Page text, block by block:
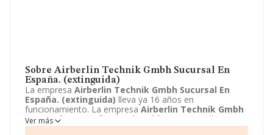
Sobre Airberlin Technik Gmbh Sucursal En
España. (extinguida)
La empresa Airberlin Technik Gmbh Sucursal En
España. (extinguida) lleva ya 16 años en
funcionamiento. La empresaAirberlin Technik Gmbh
Sucursal En España. (extinguida)
sita en Calle gran
via Asima, 6 - A 2 B, sant Lluis, Baleares. La actividad
Ver más